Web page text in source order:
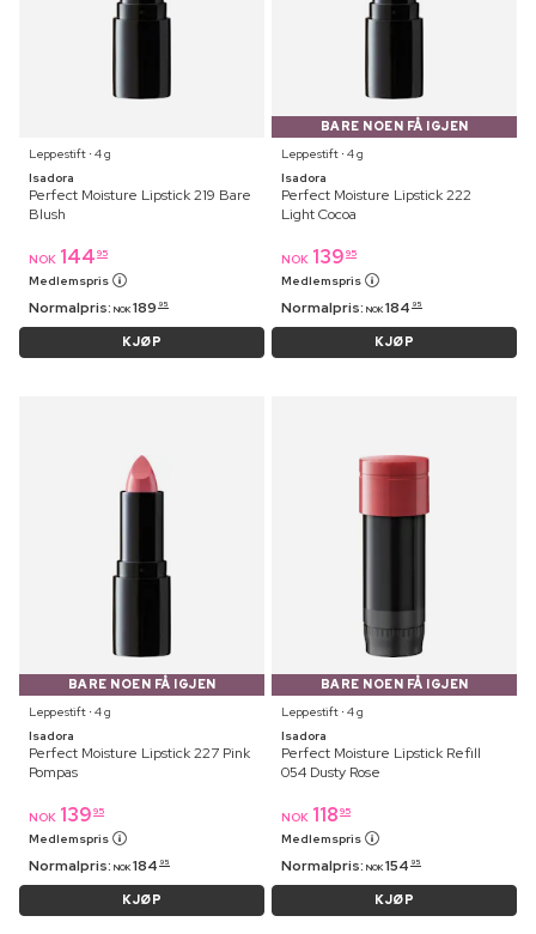
Leppestift ⋅ 4 g
Isadora
Perfect Moisture Lipstick 219 Bare
Blush
NOK 144 95
Medlemspris
Normalpris: NOK 189 95
KJØP
BARE NOEN FÅ IGJEN
Leppestift ⋅ 4 g
Isadora
Perfect Moisture Lipstick 222
Light Cocoa
NOK 139 95
Medlemspris
Normalpris: NOK 184 95
KJØP
BARE NOEN FÅ IGJEN
Leppestift ⋅ 4 g
Isadora
Perfect Moisture Lipstick 227 Pink
Pompas
NOK 139 95
Medlemspris
Normalpris: NOK 184 95
KJØP
BARE NOEN FÅ IGJEN
Leppestift ⋅ 4 g
Isadora
Perfect Moisture Lipstick Refill
054 Dusty Rose
NOK 118 95
Medlemspris
Normalpris: NOK 154 95
KJØP